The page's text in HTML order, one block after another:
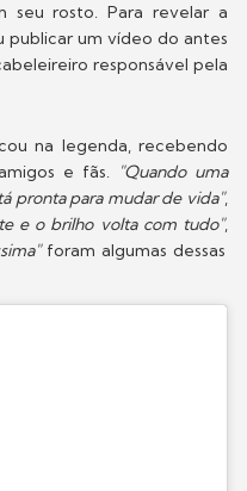
seu rosto. Para revelar a
publicar um vídeo do antes
responsável pela
na legenda, recebendo
e fãs. "Quando uma
pronta para mudar de vida",
e o brilho volta com tudo",
foram algumas dessas